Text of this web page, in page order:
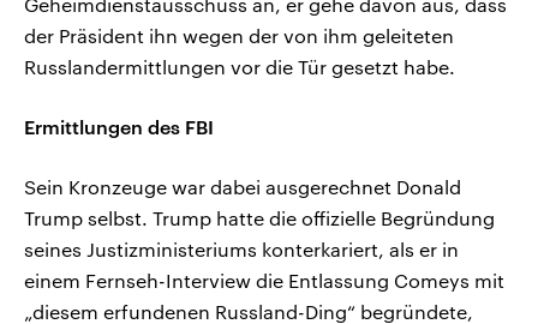
Geheimdienstausschuss an, er gehe davon aus, dass
der Präsident ihn wegen der von ihm geleiteten
Russlandermittlungen vor die Tür gesetzt habe.
Ermittlungen des FBI
Sein Kronzeuge war dabei ausgerechnet Donald
Trump selbst. Trump hatte die offizielle Begründung
seines Justizministeriums konterkariert, als er in
einem Fernseh-Interview die Entlassung Comeys mit
„diesem erfundenen Russland-Ding“ begründete,